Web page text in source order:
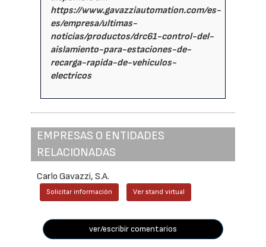
https://www.gavazziautomation.com/es-
es/empresa/ultimas-
noticias/productos/drc61-control-del-
aislamiento-para-estaciones-de-
recarga-rapida-de-vehiculos-
electricos
EMPRESAS O ENTIDADES
RELACIONADAS
Carlo Gavazzi, S.A.
Solicitar información Ver stand virtual
ver/escribir comentarios